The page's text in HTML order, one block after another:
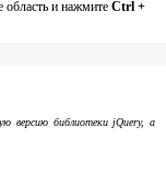
и нажмите Ctrl +
версию библиотеки jQuery, а